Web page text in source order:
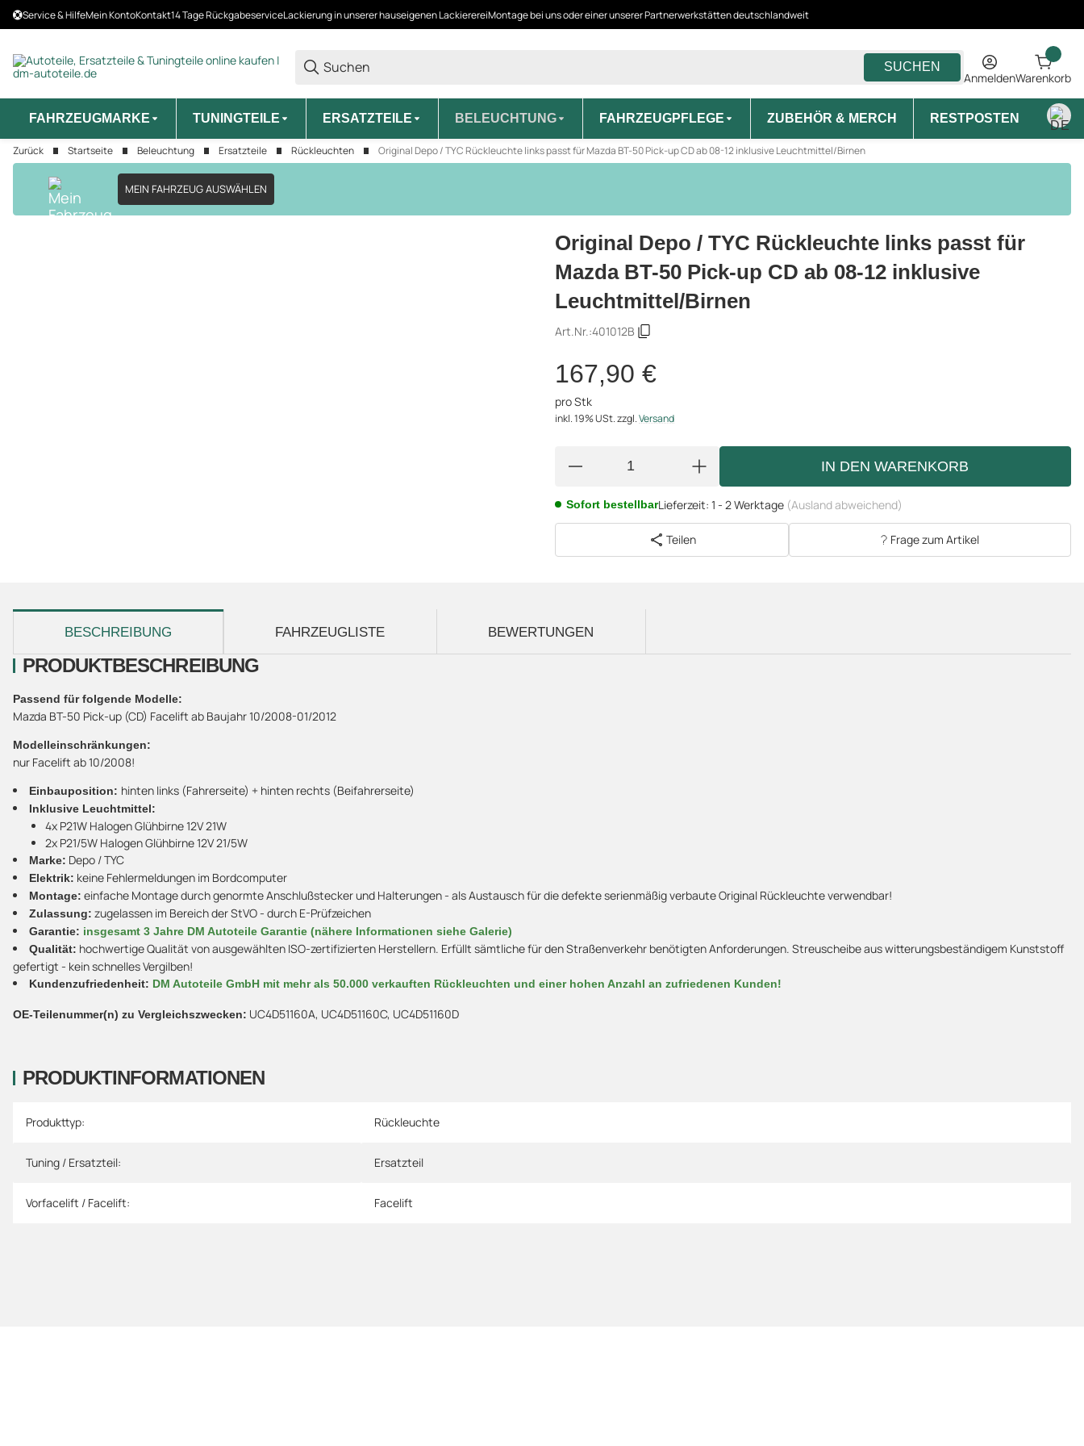
Service & HilfeMein KontoKontakt14 Tage RückgabeserviceLackierung in unserer hauseigenen LackierereiMontage bei uns oder einer unserer Partnerwerkstätten deutschlandweit
SUCHEN
AnmeldenWarenkorb
FAHRZEUGMARKE TUNINGTEILE ERSATZTEILE BELEUCHTUNG FAHRZEUGPFLEGE ZUBEHÖR & MERCH RESTPOSTEN
Zurück Startseite Beleuchtung Ersatzteile Rückleuchten Original Depo / TYC Rückleuchte links passt für Mazda BT-50 Pick-up CD ab 08-12 inklusive Leuchtmittel/Birnen
MEIN FAHRZEUG AUSWÄHLEN
Original Depo / TYC Rückleuchte links passt für
Mazda BT-50 Pick-up CD ab 08-12 inklusive
Leuchtmittel/Birnen
Art.Nr.:401012B
167,90 €
pro Stk
inkl. 19% USt.zzgl.Versand
IN DEN WARENKORB
Sofort bestellbarLieferzeit: 1 - 2 Werktage (Ausland abweichend)
Teilen Frage zum Artikel
weitere Registerkarten anzeigen
BESCHREIBUNG
FAHRZEUGLISTE BEWERTUNGEN
PRODUKTINFORMATIONEN
Produkteigenschaft
Wert
Produkttyp: Rückleuchte
Tuning / Ersatzteil: Ersatzteil
Vorfacelift / Facelift: Facelift
PRODUKTBESCHREIBUNG
Passend für folgende Modelle:
Mazda BT-50 Pick-up (CD) Facelift ab Baujahr 10/2008-01/2012
Modelleinschränkungen:
nur Facelift ab 10/2008!
Einbauposition: hinten links (Fahrerseite) + hinten rechts (Beifahrerseite)
Inklusive Leuchtmittel:
4x P21W Halogen Glühbirne 12V 21W
2x P21/5W Halogen Glühbirne 12V 21/5W
Marke: Depo / TYC
Elektrik: keine Fehlermeldungen im Bordcomputer
Montage: einfache Montage durch genormte Anschlußstecker und Halterungen - als Austausch für die defekte serienmäßig verbaute Original Rückleuchte verwendbar!
Zulassung: zugelassen im Bereich der StVO - durch E-Prüfzeichen
Garantie: insgesamt 3 Jahre DM Autoteile Garantie (nähere Informationen siehe Galerie)
Qualität: hochwertige Qualität von ausgewählten ISO-zertifizierten Herstellern. Erfüllt sämtliche für den Straßenverkehr benötigten Anforderungen. Streuscheibe aus witterungsbeständigem Kunststoff
gefertigt - kein schnelles Vergilben!
Kundenzufriedenheit: DM Autoteile GmbH mit mehr als 50.000 verkauften Rückleuchten und einer hohen Anzahl an zufriedenen Kunden!
OE-Teilenummer(n) zu Vergleichszwecken: UC4D51160A, UC4D51160C, UC4D51160D